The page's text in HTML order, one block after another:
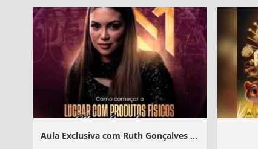
Aula Exclusiva com Ruth Gonçalves às 20h